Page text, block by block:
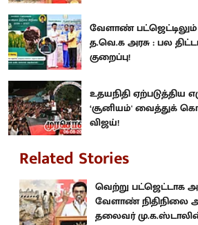
வேளாண் பட்ஜெட்டிலும்
த.வெ.க அரசு : பல
குறைப்பு!
உதயநிதி ஏற்படுத்திய
‘சூனியம்' வைத்துக்
விஜய்!
Related Stories
வெற்று பட்ஜெட்டாக
வேளாண் நிதிநிலை
தலைவர்